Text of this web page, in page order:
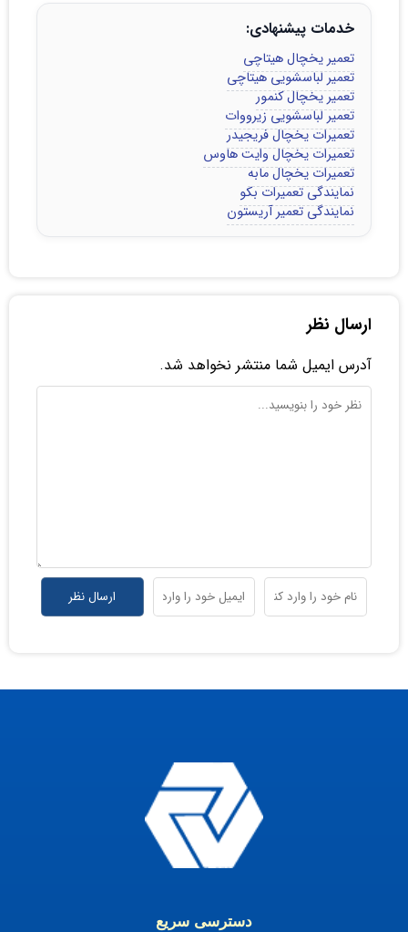
خدمات پیشنهادی:
تعمیر یخچال هیتاچی
تعمیر لباسشویی هیتاچی
تعمیر یخچال کنمور
تعمیر لباسشویی زیرووات
تعمیرات یخچال فریجیدر
تعمیرات یخچال وایت هاوس
تعمیرات یخچال مابه
نمایندگی تعمیرات بکو
نمایندگی تعمیر آریستون
ارسال نظر
آدرس ایمیل شما منتشر نخواهد شد.
دسترسی سریع